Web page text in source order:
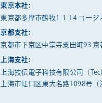
東京本社:
東京都多摩市鶴牧1-1-14 コージ
京都支社:
京都市下京区中堂寺粟田町93
上海支社:
上海技伝電子科技有限公司（
上海市虹口区東大名路1098号（